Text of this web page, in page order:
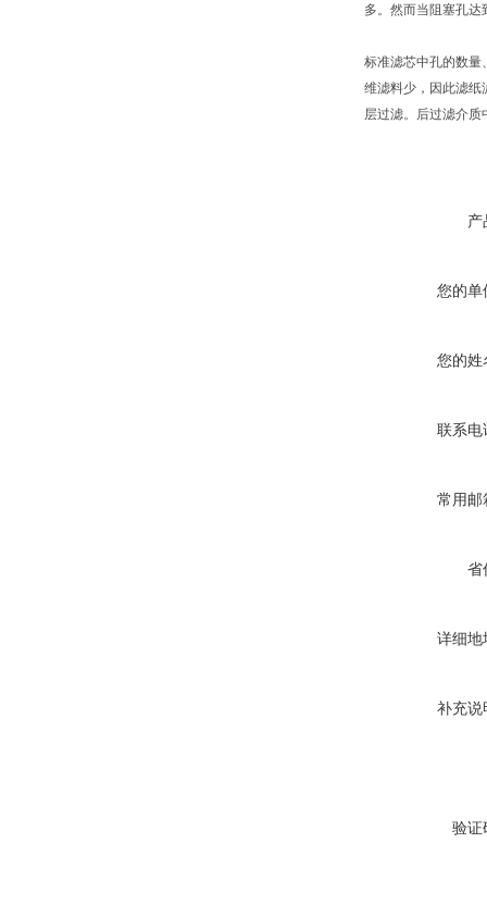
多。然而当阻塞孔
标准滤芯中孔的数量
维滤料少，因此滤纸
层过滤。后过滤介
产
您的单
您的姓
联系电
常用邮
省
详细地
补充说
验证